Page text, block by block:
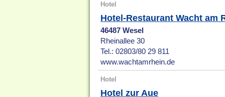
Hotel
Hotel-Restaurant Wacht am
46487 Wesel
Rheinallee 30
Tel.: 02803/80 29 811
www.wachtamrhein.de
Hotel
Hotel zur Aue